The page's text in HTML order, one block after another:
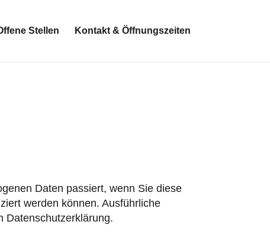
Stellen Kontakt & Öffnungszeiten
Daten passiert, wenn Sie diese
werden können. Ausführliche
Datenschutzerklärung.